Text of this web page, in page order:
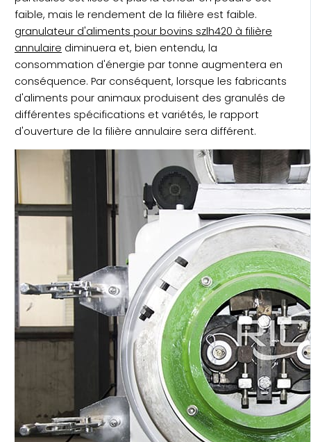
faible, mais le rendement de la filière est faible.
granulateur d'aliments pour bovins szlh420 à filière
annulaire diminuera et, bien entendu, la
consommation d'énergie par tonne augmentera en
conséquence. Par conséquent, lorsque les fabricants
d'aliments pour animaux produisent des granulés de
différentes spécifications et variétés, le rapport
d'ouverture de la filière annulaire sera différent.